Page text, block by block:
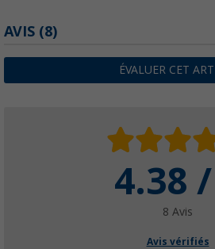
AVIS (8)
ÉVALUER CET
4.38
8 Avis
Avis vérifiés